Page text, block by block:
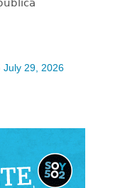
July 29, 2026